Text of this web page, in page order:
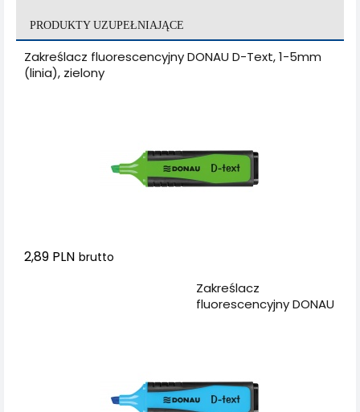
PRODUKTY UZUPEŁNIAJĄCE
Zakreślacz fluorescencyjny DONAU D-Text, 1-5mm
(linia), zielony
2,89 PLN brutto
Zakreślacz
fluorescencyjny DONAU